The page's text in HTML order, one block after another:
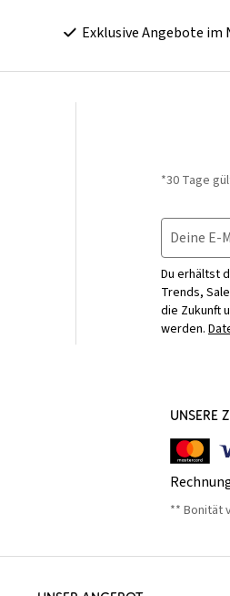
Exklusive Angebote
*30 Tage
Deine E-
Du erhältst
Trends,
die Zukunft
werden.
UNSERE
** Bonität